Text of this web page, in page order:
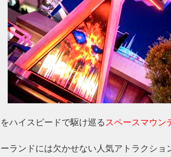
ハイスピードで駆け巡るスペースマウン
ランドには欠かせない人気アトラクショ